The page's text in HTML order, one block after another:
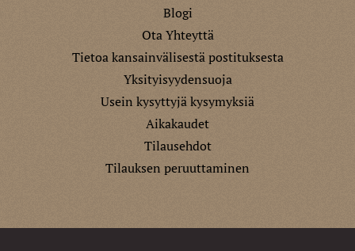
Blogi
Ota Yhteyttä
Tietoa kansainvälisestä postituksesta
Yksityisyydensuoja
Usein kysyttyjä kysymyksiä
Aikakaudet
Tilausehdot
Tilauksen peruuttaminen